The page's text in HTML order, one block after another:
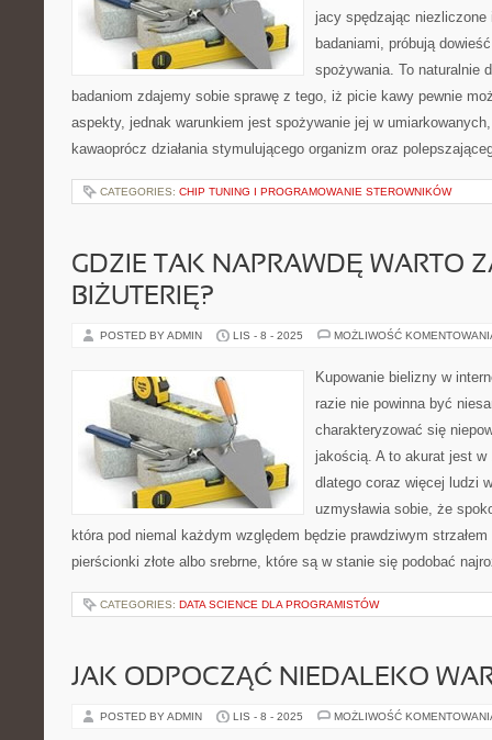
jacy spędzając
badaniami, próbują
spożywania. To naturalnie
badaniom zdajemy sobie sprawę z tego, iż picie kawy pewnie
aspekty, jednak warunkiem jest spożywanie jej w
kawaoprócz działania stymulującego organizm oraz
CATEGORIES: CHIP TUNING I PROGRAMOWANIE STEROWNIKÓW
GDZIE TAK NAPRAWDĘ WARTO
BIŻUTERIĘ?
POSTED BY ADMIN LIS - 8 - 2025 MOŻLIWOŚĆ
Kupowanie bielizny w
razie nie powinna być
charakteryzować się
jakością. A to akurat jest w
dlatego coraz więcej ludzi
uzmysławia sobie, że
która pod niemal każdym względem będzie prawdziwym
pierścionki złote albo srebrne, które są w stanie się podobać
CATEGORIES: DATA SCIENCE DLA PROGRAMISTÓW
JAK ODPOCZĄĆ NIEDALEKO
POSTED BY ADMIN LIS - 8 - 2025 MOŻLIWOŚĆ